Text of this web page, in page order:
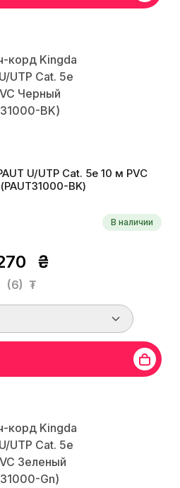
U/UTP Cat. 5e 10 м PVC
BK)
В наличии
₴
(6) ₮